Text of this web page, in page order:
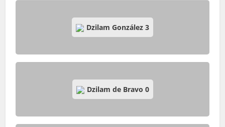
Dzilam González 3
Dzilam de Bravo 0